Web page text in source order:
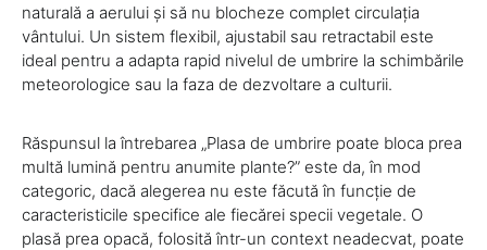
naturală a aerului și să nu blocheze complet circulația
vântului. Un sistem flexibil, ajustabil sau retractabil este
ideal pentru a adapta rapid nivelul de umbrire la schimbările
meteorologice sau la faza de dezvoltare a culturii.
Răspunsul la întrebarea „Plasa de umbrire poate bloca prea
multă lumină pentru anumite plante?” este da, în mod
categoric, dacă alegerea nu este făcută în funcție de
caracteristicile specifice ale fiecărei specii vegetale. O
plasă prea opacă, folosită într-un context neadecvat, poate